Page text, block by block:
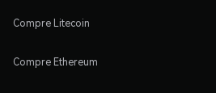
Compre Litecoin
Compre Ethereum